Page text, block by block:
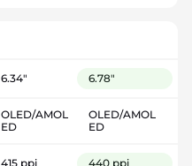
6.34" 6.78"
OLED/AMOL
ED
OLED/AMOL
ED
415 ppi 440 ppi